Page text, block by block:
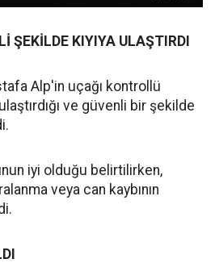
ŞEKİLDE KIYIYA ULAŞTIRDI
Alp'in uçağı kontrollü
ve güvenli bir şekilde
iyi olduğu belirtilirken,
veya can kaybının